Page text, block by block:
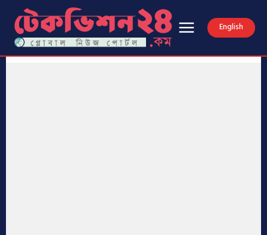
English